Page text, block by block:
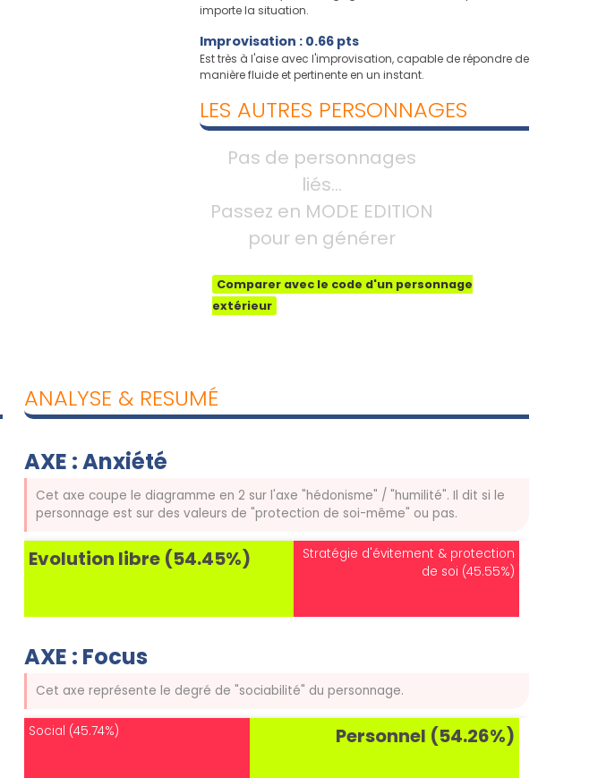
importe la situation.
Improvisation : 0.66 pts
Est très à l'aise avec l'improvisation, capable de répondre de
manière fluide et pertinente en un instant.
LES AUTRES PERSONNAGES
Pas de personnages
liés...
Passez en MODE EDITION
pour en générer
Comparer avec le code d'un personnage
extérieur
ANALYSE & RESUMÉ
AXE : Anxiété
Cet axe coupe le diagramme en 2 sur l'axe "hédonisme" / "humilité". Il dit si le
personnage est sur des valeurs de "protection de soi-même" ou pas.
Evolution libre (54.45%)
Stratégie d'évitement & protection
de soi (45.55%)
AXE : Focus
Cet axe représente le degré de "sociabilité" du personnage.
Social (45.74%) Personnel (54.26%)